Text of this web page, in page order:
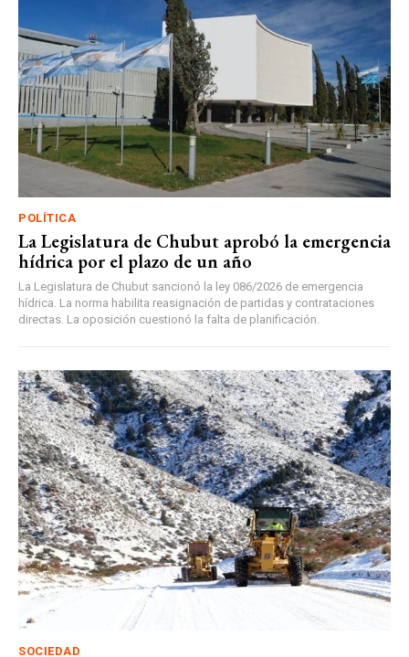
POLÍTICA
La Legislatura de Chubut aprobó la emergencia
hídrica por el plazo de un año
La Legislatura de Chubut sancionó la ley 086/2026 de emergencia
hídrica. La norma habilita reasignación de partidas y contrataciones
directas. La oposición cuestionó la falta de planificación.
SOCIEDAD